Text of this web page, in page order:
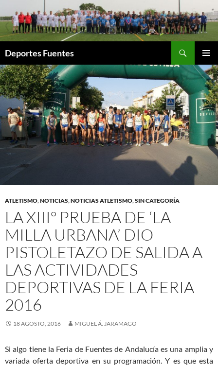
al
contenido
Deportes Fuentes
MENÚ
ATLETISMO,NOTICIAS,NOTICIAS ATLETISMO,SIN CATEGORÍA
LA XIIIº PRUEBA DE ‘LA
MILLA URBANA’ DIO
PISTOLETAZO DE SALIDA A
LAS ACTIVIDADES
DEPORTIVAS DE LA FERIA
2016
18 AGOSTO, 2016 MIGUEL Á. JARAMAGO
Si algo tiene la Feria de Fuentes de Andalucía es una amplia y
variada oferta deportiva en su programación. Y es que esta